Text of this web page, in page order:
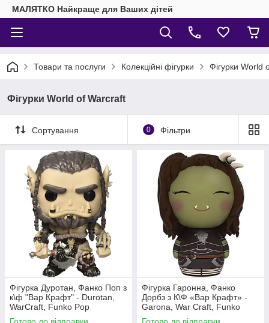
МАЛЯТКО Найкраще для Ваших дітей
Товари та послуги Колекційні фігурки Фігурки World
Фігурки World of Warcraft
Сортування 0 Фільтри
Фігурка Дуротан, Фанко Поп з
к\ф "Вар Крафт" - Durotan,
WarCraft, Funko Pop
Фігурка Гаронна, Фанко
Дорбз з К\Ф «Вар Крафт» -
Garona, War Craft, Funko
Dorbz